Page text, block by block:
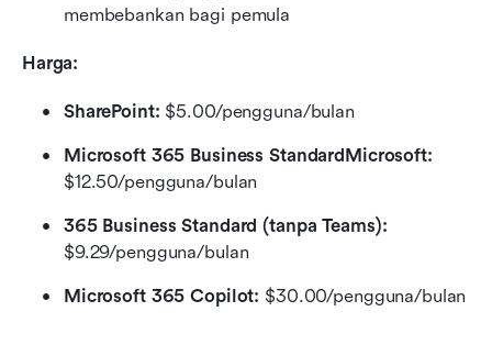
membebankan bagi pemula
Harga:
SharePoint: $5.00/pengguna/bulan
Microsoft 365 Business StandardMicrosoft:
$12.50/pengguna/bulan
365 Business Standard (tanpa Teams):
$9.29/pengguna/bulan
Microsoft 365 Copilot: $30.00/pengguna/bulan